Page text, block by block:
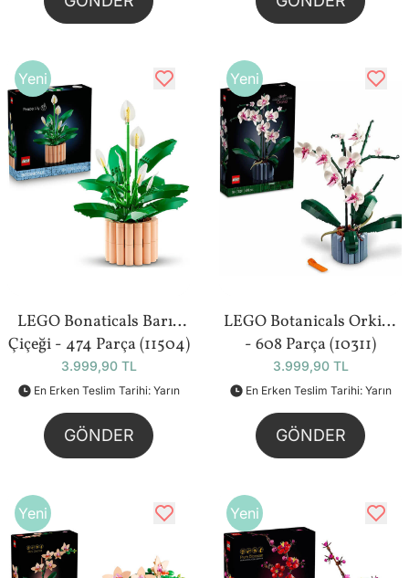
Yeni
LEGO Bonaticals Barış
Çiçeği - 474 Parça (11504)
3.999,90 TL
En Erken Teslim Tarihi: Yarın
GÖNDER
Yeni
LEGO Botanicals Orkide
- 608 Parça (10311)
3.999,90 TL
En Erken Teslim Tarihi: Yarın
GÖNDER
Yeni Yeni